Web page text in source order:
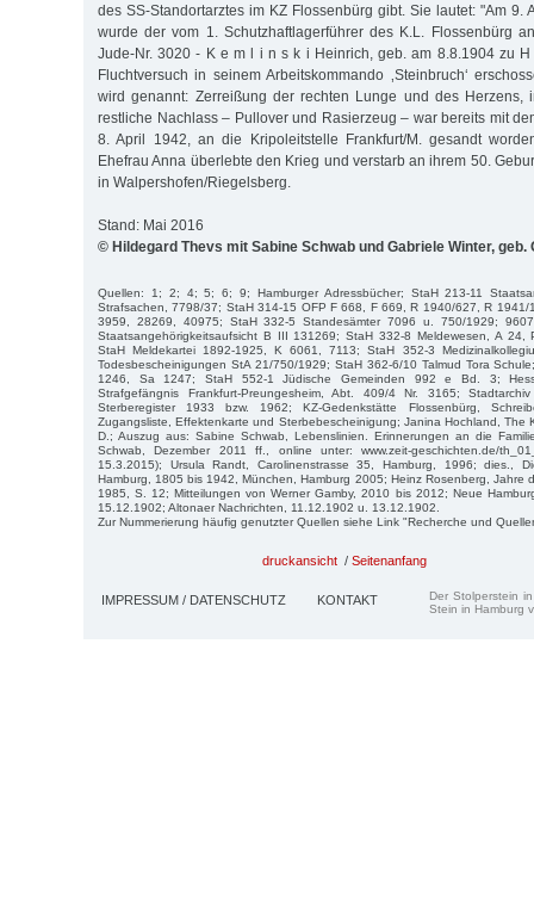
des SS-Standortarztes im KZ Flossenbürg gibt. Sie lautet: "Am 9.
wurde der vom 1. Schutzhaftlagerführer des K.L. Flossenbürg
Jude-Nr. 3020 - K e m l i n s k i Heinrich, geb. am 8.8.1904 zu
Fluchtversuch in seinem Arbeitskommando ‚Steinbruch‘
wird genannt: Zerreißung der rechten Lunge und des Herzens,
restliche Nachlass – Pullover und Rasierzeug – war bereits mit
8. April 1942, an die Kripoleitstelle Frankfurt/M. gesandt
Ehefrau Anna überlebte den Krieg und verstarb an ihrem 50.
in Walpershofen/Riegelsberg.
Stand: Mai 2016
© Hildegard Thevs mit Sabine Schwab und Gabriele Winter, geb.
Quellen: 1; 2; 4; 5; 6; 9; Hamburger Adressbücher; StaH 213-11
Strafsachen, 7798/37; StaH 314-15 OFP F 668, F 669, R 1940/627, R 1941/
3959, 28269, 40975; StaH 332-5 Standesämter 7096 u. 750/1929;
Staatsangehörigkeitsaufsicht B III 131269; StaH 332-8 Meldewesen, A 24,
StaH Meldekartei 1892-1925, K 6061, 7113; StaH 352-3
Todesbescheinigungen StA 21/750/1929; StaH 362-6/10 Talmud Tora
1246, Sa 1247; StaH 552-1 Jüdische Gemeinden 992 e Bd. 3;
Strafgefängnis Frankfurt-Preungesheim, Abt. 409/4 Nr. 3165;
Sterberegister 1933 bzw. 1962; KZ-Gedenkstätte Flossenbürg,
Zugangsliste, Effektenkarte und Sterbebescheinigung; Janina Hochland, The
D.; Auszug aus: Sabine Schwab, Lebenslinien. Erinnerungen an die
Schwab, Dezember 2011 ff., online unter: www.zeit-geschichten.de/
15.3.2015); Ursula Randt, Carolinenstrasse 35, Hamburg, 1996; dies.,
Hamburg, 1805 bis 1942, München, Hamburg 2005; Heinz Rosenberg, Jahre
1985, S. 12; Mitteilungen von Werner Gamby, 2010 bis 2012; Neue
15.12.1902; Altonaer Nachrichten, 11.12.1902 u. 13.12.1902.
Zur Nummerierung häufig genutzter Quellen siehe Link "Recherche und
druckansicht / Seitenanfang
IMPRESSUM / DATENSCHUTZ KONTAKT
Der Stolperstein
Stein in Hamburg